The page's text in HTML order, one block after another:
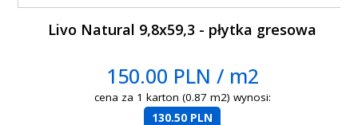
Livo Natural 9,8x59,3 - płytka gresowa
150.00 PLN / m2
cena za 1 karton (0.87 m2) wynosi:
130.50 PLN